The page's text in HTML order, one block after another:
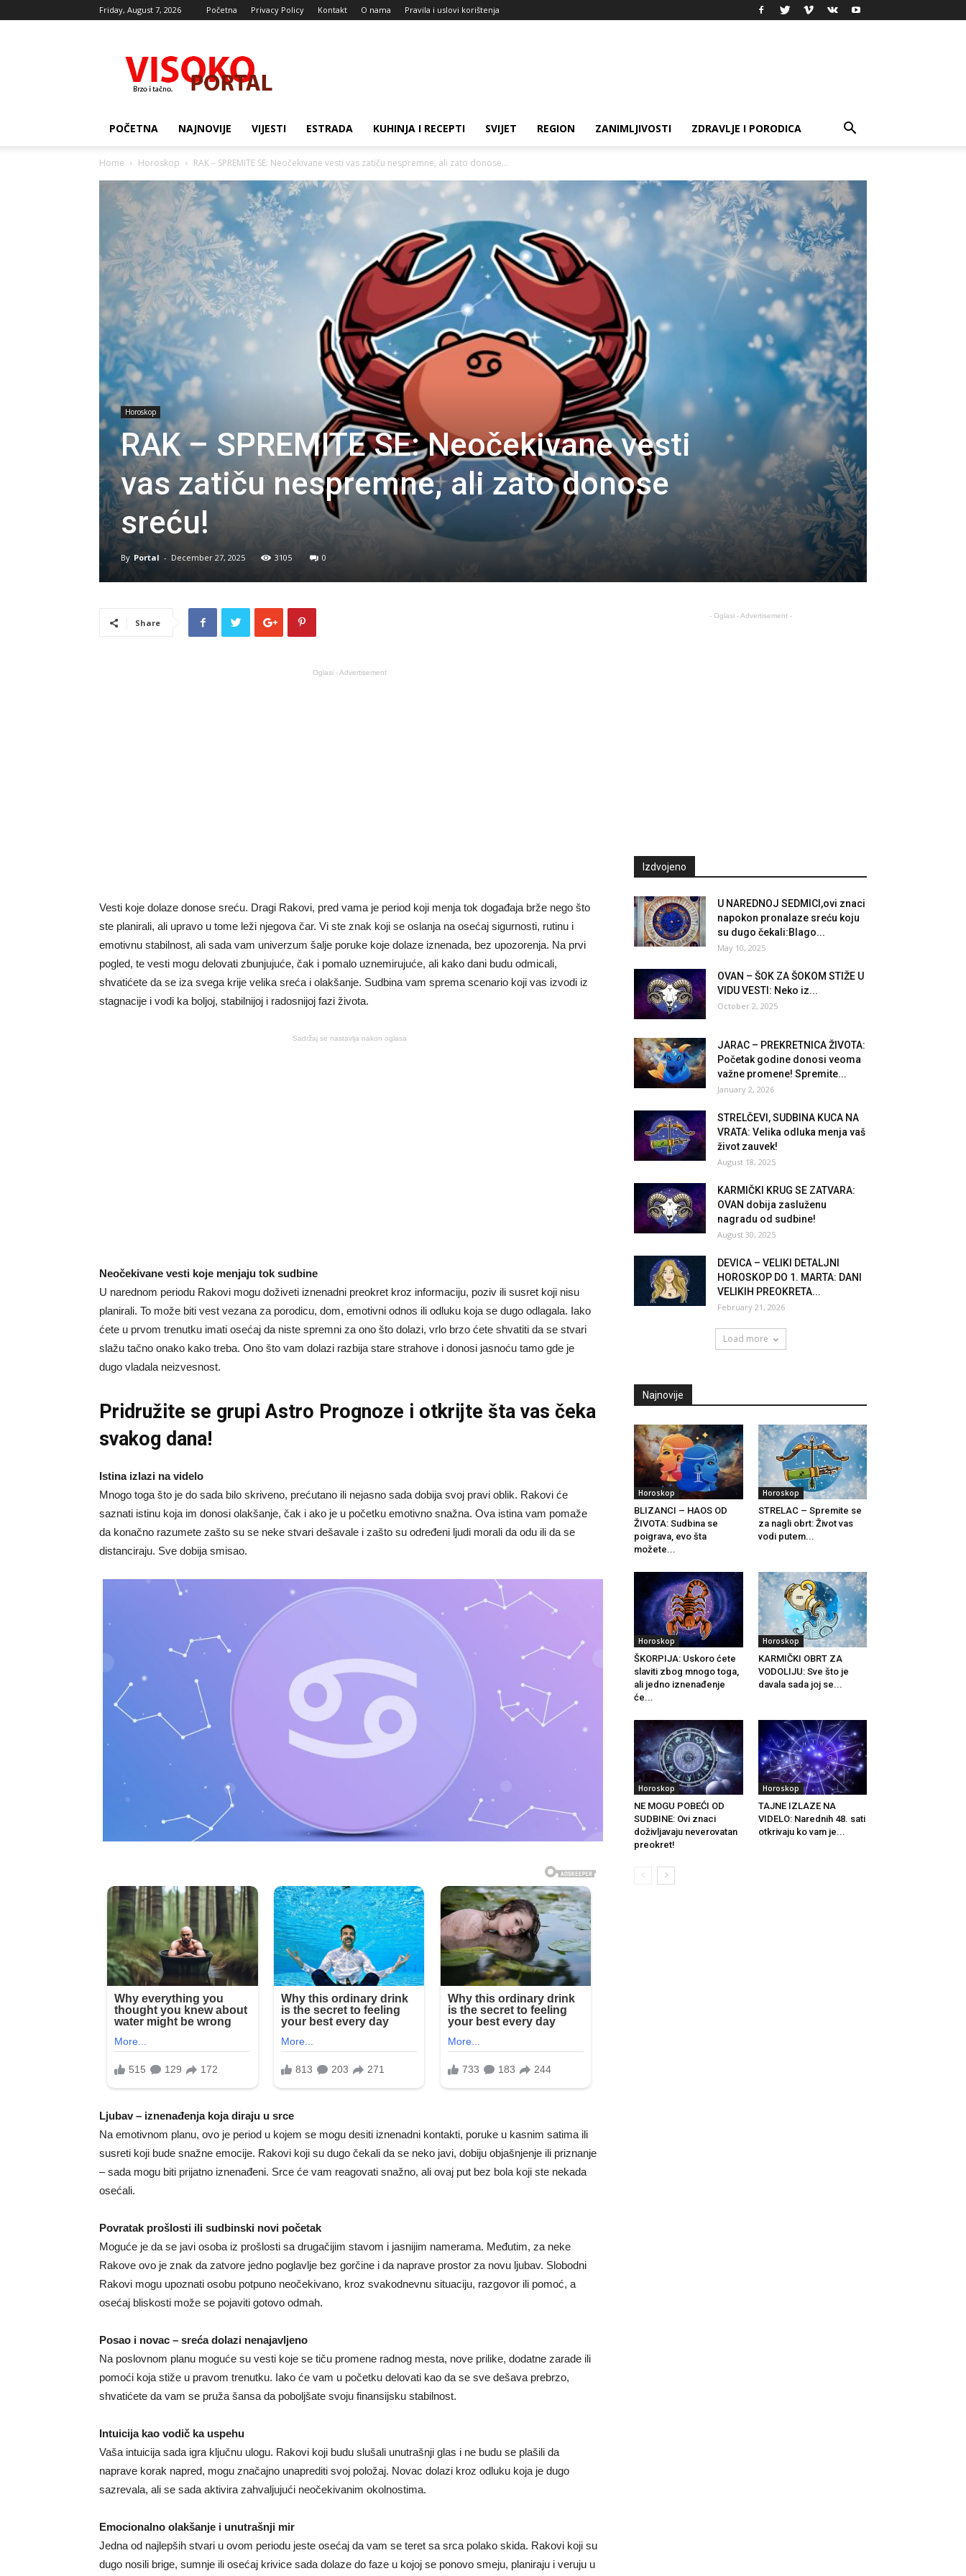
Friday, August 7, 2026 Početna Privacy Policy Kontakt O nama Pravila i uslovi korištenja
portal
POČETNA NAJNOVIJE VIJESTI ESTRADA KUHINJA I RECEPTI SVIJET REGION ZANIMLJIVOSTI ZDRAVLJE I PORODICA
Home Horoskop RAK – SPREMITE SE: Neočekivane vesti vas zatiču nespremne, ali zato donose...
Horoskop
RAK – SPREMITE SE: Neočekivane vesti
vas zatiču nespremne, ali zato donose
sreću!
By Portal - December 27, 2025 3105 0
Share
Oglasi - Advertisement
Vesti koje dolaze donose sreću. Dragi Rakovi, pred vama je period koji menja tok događaja brže nego što
ste planirali, ali upravo u tome leži njegova čar. Vi ste znak koji se oslanja na osećaj sigurnosti, rutinu i
emotivnu stabilnost, ali sada vam univerzum šalje poruke koje dolaze iznenada, bez upozorenja. Na prvi
pogled, te vesti mogu delovati zbunjujuće, čak i pomalo uznemirujuće, ali kako dani budu odmicali,
shvatićete da se iza svega krije velika sreća i olakšanje. Sudbina vam sprema scenario koji vas izvodi iz
stagnacije i vodi ka boljoj, stabilnijoj i radosnijoj fazi života.
Sadržaj se nastavlja nakon oglasa
Neočekivane vesti koje menjaju tok sudbine
U narednom periodu Rakovi mogu doživeti iznenadni preokret kroz informaciju, poziv ili susret koji nisu
planirali. To može biti vest vezana za porodicu, dom, emotivni odnos ili odluku koja se dugo odlagala. Iako
ćete u prvom trenutku imati osećaj da niste spremni za ono što dolazi, vrlo brzo ćete shvatiti da se stvari
slažu tačno onako kako treba. Ono što vam dolazi razbija stare strahove i donosi jasnoću tamo gde je
dugo vladala neizvesnost.
Pridružite se grupiAstro Prognoze i otkrijte šta vas čeka
svakog dana!
Istina izlazi na videlo
Mnogo toga što je do sada bilo skriveno, prećutano ili nejasno sada dobija svoj pravi oblik. Rakovi će
saznati istinu koja im donosi olakšanje, čak i ako je u početku emotivno snažna. Ova istina vam pomaže
da konačno razumete zašto su se neke stvari dešavale i zašto su određeni ljudi morali da odu ili da se
distanciraju. Sve dobija smisao.
Ljubav – iznenađenja koja diraju u srce
Na emotivnom planu, ovo je period u kojem se mogu desiti iznenadni kontakti, poruke u kasnim satima ili
susreti koji bude snažne emocije. Rakovi koji su dugo čekali da se neko javi, dobiju objašnjenje ili priznanje
– sada mogu biti prijatno iznenađeni. Srce će vam reagovati snažno, ali ovaj put bez bola koji ste nekada
osećali.
Povratak prošlosti ili sudbinski novi početak
Moguće je da se javi osoba iz prošlosti sa drugačijim stavom i jasnijim namerama. Međutim, za neke
Rakove ovo je znak da zatvore jedno poglavlje bez gorčine i da naprave prostor za novu ljubav. Slobodni
Rakovi mogu upoznati osobu potpuno neočekivano, kroz svakodnevnu situaciju, razgovor ili pomoć, a
osećaj bliskosti može se pojaviti gotovo odmah.
Posao i novac – sreća dolazi nenajavljeno
Na poslovnom planu moguće su vesti koje se tiču promene radnog mesta, nove prilike, dodatne zarade ili
pomoći koja stiže u pravom trenutku. Iako će vam u početku delovati kao da se sve dešava prebrzo,
shvatićete da vam se pruža šansa da poboljšate svoju finansijsku stabilnost.
Intuicija kao vodič ka uspehu
Vaša intuicija sada igra ključnu ulogu. Rakovi koji budu slušali unutrašnji glas i ne budu se plašili da
naprave korak napred, mogu značajno unaprediti svoj položaj. Novac dolazi kroz odluku koja je dugo
sazrevala, ali se sada aktivira zahvaljujući neočekivanim okolnostima.
Emocionalno olakšanje i unutrašnji mir
Jedna od najlepših stvari u ovom periodu jeste osećaj da vam se teret sa srca polako skida. Rakovi koji su
dugo nosili brige, sumnje ili osećaj krivice sada dolaze do faze u kojoj se ponovo smeju, planiraju i veruju u
- Oglasi - Advertisement -
Izdvojeno
U NAREDNOJ SEDMICI,ovi znaci
napokon pronalaze sreću koju
su dugo čekali:Blago...
May 10, 2025
OVAN – ŠOK ZA ŠOKOM STIŽE U
VIDU VESTI: Neko iz...
October 2, 2025
JARAC – PREKRETNICA ŽIVOTA:
Početak godine donosi veoma
važne promene! Spremite...
January 2, 2026
STRELČEVI, SUDBINA KUCA NA
VRATA: Velika odluka menja vaš
život zauvek!
August 18, 2025
KARMIČKI KRUG SE ZATVARA:
OVAN dobija zasluženu
nagradu od sudbine!
August 30, 2025
DEVICA – VELIKI DETALJNI
HOROSKOP DO 1. MARTA: DANI
VELIKIH PREOKRETA...
February 21, 2026
Load more
Najnovije
Horoskop
BLIZANCI – HAOS OD
ŽIVOTA: Sudbina se
poigrava, evo šta
možete...
Horoskop
STRELAC – Spremite se
za nagli obrt: Život vas
vodi putem...
Horoskop
ŠKORPIJA: Uskoro ćete
slaviti zbog mnogo toga,
ali jedno iznenađenje
će...
Horoskop
KARMIČKI OBRT ZA
VODOLIJU: Sve što je
davala sada joj se...
Horoskop
NE MOGU POBEĆI OD
SUDBINE: Ovi znaci
doživljavaju neverovatan
preokret!
Horoskop
TAJNE IZLAZE NA
VIDELO: Narednih 48. sati
otkrivaju ko vam je...